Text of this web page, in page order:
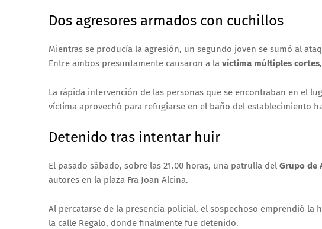
Dos agresores armados con cuchillos
Mientras se producía la agresión, un segundo joven se sumó al
Entre ambos presuntamente causaron a la víctima múltiples cortes
La rápida intervención de las personas que se encontraban en el
víctima aprovechó para refugiarse en el baño del establecimiento
Detenido tras intentar huir
El pasado sábado, sobre las 21.00 horas, una patrulla del Grupo de
autores en la plaza Fra Joan Alcina.
Al percatarse de la presencia policial, el sospechoso emprendió la
la calle Regalo, donde finalmente fue detenido.